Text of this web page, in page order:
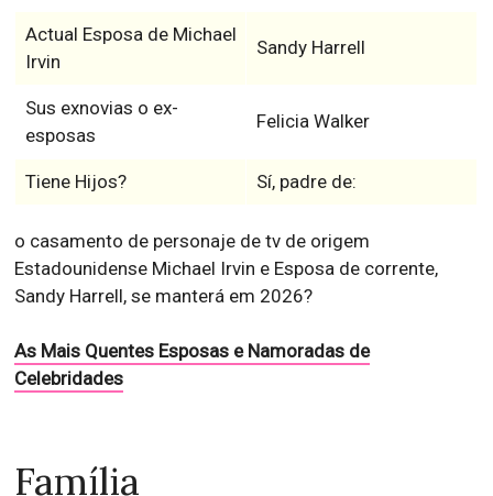
Actual Esposa de Michael
Irvin
Sandy Harrell
Sus exnovias o ex-
esposas
Felicia Walker
Tiene Hijos? Sí, padre de:
o casamento de personaje de tv de origem
Estadounidense Michael Irvin e Esposa de corrente,
Sandy Harrell, se manterá em 2026?
As Mais Quentes Esposas e Namoradas de
Celebridades
Família